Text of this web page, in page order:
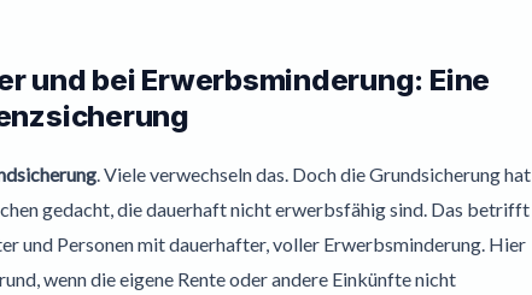
und bei Erwerbsminderung: Eine
. Viele verwechseln das. Doch die Grundsicherung hat
gedacht, die dauerhaft nicht erwerbsfähig sind. Das betrifft
und Personen mit dauerhafter, voller Erwerbsminderung. Hier
wenn die eigene Rente oder andere Einkünfte nicht